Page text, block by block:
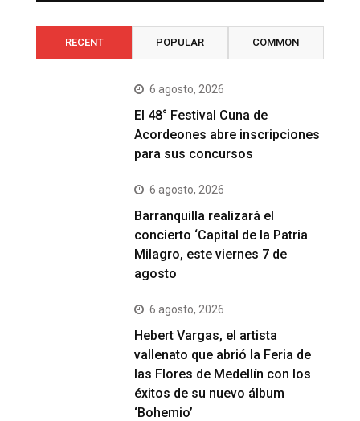
RECENT POPULAR COMMON
6 agosto, 2026
El 48° Festival Cuna de
Acordeones abre inscripciones
para sus concursos
6 agosto, 2026
Barranquilla realizará el
concierto ‘Capital de la Patria
Milagro, este viernes 7 de
agosto
6 agosto, 2026
Hebert Vargas, el artista
vallenato que abrió la Feria de
las Flores de Medellín con los
éxitos de su nuevo álbum
‘Bohemio’